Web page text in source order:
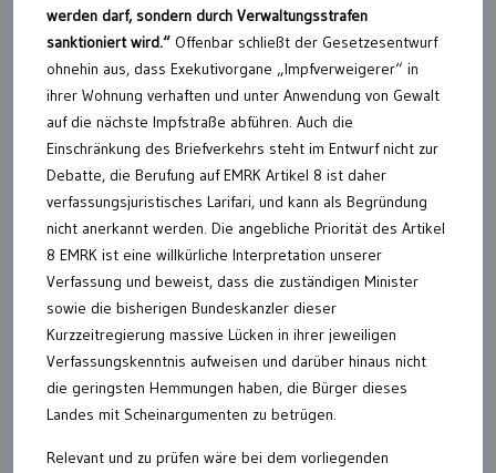
werden darf, sondern durch Verwaltungsstrafen
sanktioniert wird.“ Offenbar schließt der Gesetzesentwurf
ohnehin aus, dass Exekutivorgane „Impfverweigerer“ in
ihrer Wohnung verhaften und unter Anwendung von Gewalt
auf die nächste Impfstraße abführen. Auch die
Einschränkung des Briefverkehrs steht im Entwurf nicht zur
Debatte, die Berufung auf EMRK Artikel 8 ist daher
verfassungsjuristisches Larifari, und kann als Begründung
nicht anerkannt werden. Die angebliche Priorität des Artikel
8 EMRK ist eine willkürliche Interpretation unserer
Verfassung und beweist, dass die zuständigen Minister
sowie die bisherigen Bundeskanzler dieser
Kurzzeitregierung massive Lücken in ihrer jeweiligen
Verfassungskenntnis aufweisen und darüber hinaus nicht
die geringsten Hemmungen haben, die Bürger dieses
Landes mit Scheinargumenten zu betrügen.
Relevant und zu prüfen wäre bei dem vorliegenden